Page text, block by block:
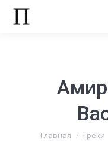
Вы здесь:
Главная Греки